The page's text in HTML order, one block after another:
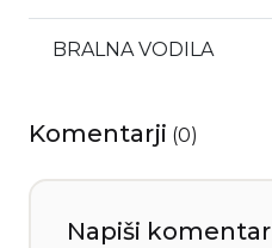
BRALNA VODILA
Komentarji (0)
Napiši komentar